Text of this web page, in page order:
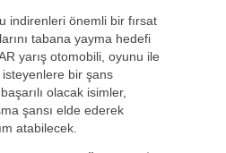
indirenleri önemli bir fırsat
tabana yayma hedefi
yarış otomobili, oyunu ile
bir şans
olacak isimler,
şansı elde ederek
atabilecek.